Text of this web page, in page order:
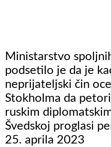
Ministarstvo
podsetilo je da je
neprijateljski čin
Stokholma da
ruskim
Švedskoj proglasi
25. aprila 2023